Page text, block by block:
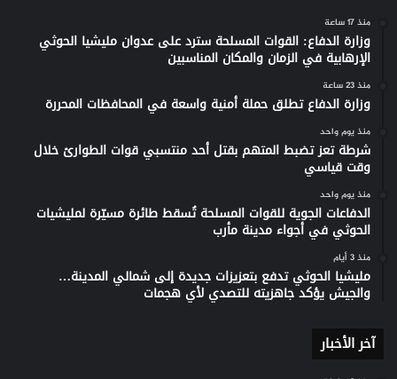
منذ 17 ساعة
وزارة الدفاع: القوات المسلحة سترد على عدوان مليشيا الحوثي
الإرهابية في الزمان والمكان المناسبين
منذ 23 ساعة
وزارة الدفاع تطلق حملة أمنية واسعة في المحافظات المحررة
منذ يوم واحد
شرطة تعز تضبط المتهم بقتل أحد منتسبي قوات الطوارئ خلال
وقت قياسي
منذ يوم واحد
الدفاعات الجوية للقوات المسلحة تُسقط طائرة مسيّرة لمليشيات
الحوثي في أجواء مدينة مأرب
منذ 3 أيام
مليشيا الحوثي تدفع بتعزيزات جديدة إلى شمالي المدينة…
والجيش يؤكد جاهزيته للتصدي لأي هجمات
آخر الأخبار